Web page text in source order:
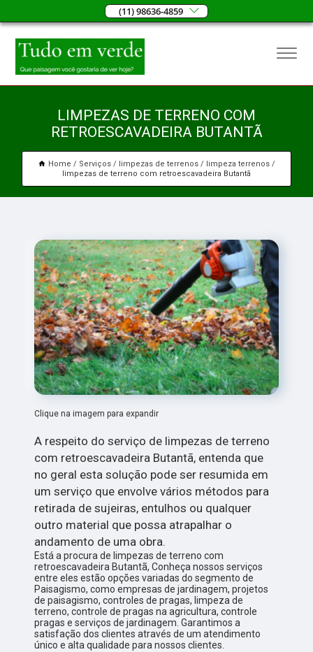
(11) 98636-4859
LIMPEZAS DE TERRENO COM
RETROESCAVADEIRA BUTANTÃ
Home Serviços limpezas de terrenos
limpeza terrenos
limpezas de terreno com retroescavadeira Butantã
Clique na imagem para expandir
A respeito do serviço de limpezas de terreno
com retroescavadeira Butantã, entenda que
no geral esta solução pode ser resumida em
um serviço que envolve vários métodos para
retirada de sujeiras, entulhos ou qualquer
outro material que possa atrapalhar o
andamento de uma obra.
Está a procura de limpezas de terreno com
retroescavadeira Butantã, Conheça nossos serviços
entre eles estão opções variadas do segmento de
Paisagismo, como empresas de jardinagem, projetos
de paisagismo, controles de pragas, limpeza de
terreno, controle de pragas na agricultura, controle
pragas e serviços de jardinagem. Garantimos a
satisfação dos clientes através de um atendimento
único e alta qualidade para nossos clientes.